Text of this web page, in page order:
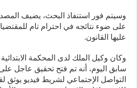
وسيتم فور استنفاذ البحث، يضيف المصدر،
على ضوء نتائجه في احترام تام
عليها القانون.
وكان وكيل الملك لدى المحكمة
سابق اليوم، أنه تم فتح تحقيق عاجل
التواصل الإجتماعي لشريط فيديو يوثق